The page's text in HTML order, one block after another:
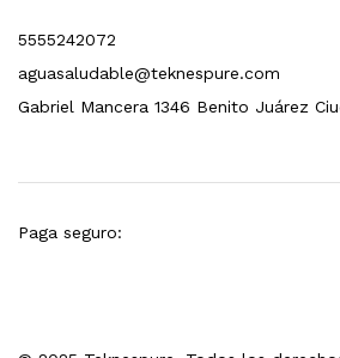
5555242072
aguasaludable@teknespure.com
Gabriel Mancera 1346 Benito Juárez
Paga seguro: